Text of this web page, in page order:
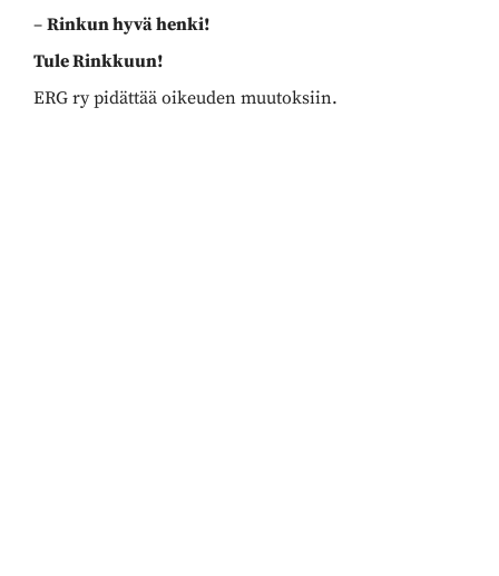
– Rinkun hyvä henki!
Tule Rinkkuun!
ERG ry pidättää oikeuden muutoksiin.